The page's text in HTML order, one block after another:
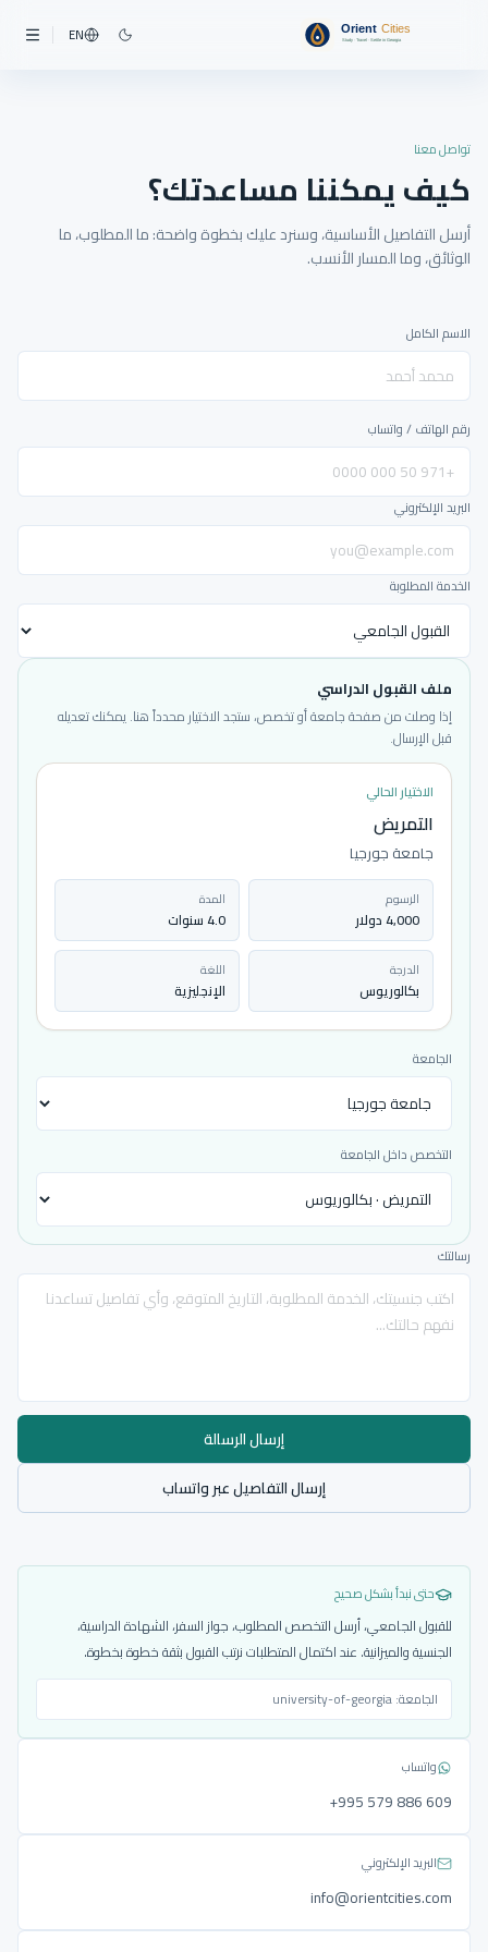
EN
تواصل معنا
كيف يمكننا مساعدتك؟
أرسل التفاصيل الأساسية، وسنرد عليك بخطوة واضحة: ما المطلوب، ما
الوثائق، وما المسار الأنسب.
الاسم الكامل
رقم الهاتف / واتساب
البريد الإلكتروني
الخدمة المطلوبة
ملف القبول الدراسي
إذا وصلت من صفحة جامعة أو تخصص، ستجد الاختيار محدداً هنا. يمكنك تعديله
قبل الإرسال.
الاختيار الحالي
التمريض
جامعة جورجيا
الرسوم
4,000 دولار
المدة
4.0 سنوات
الدرجة
بكالوريوس
اللغة
الإنجليزية
الجامعة
التخصص داخل الجامعة
رسالتك
إرسال الرسالة
إرسال التفاصيل عبر واتساب
حتى نبدأ بشكل صحيح
للقبول الجامعي، أرسل التخصص المطلوب، جواز السفر، الشهادة الدراسية،
الجنسية والميزانية. عند اكتمال المتطلبات نرتب القبول بثقة خطوة بخطوة.
الجامعة:university-of-georgia
واتساب
‎+995 579 886 609
البريد الإلكتروني
info@orientcities.com